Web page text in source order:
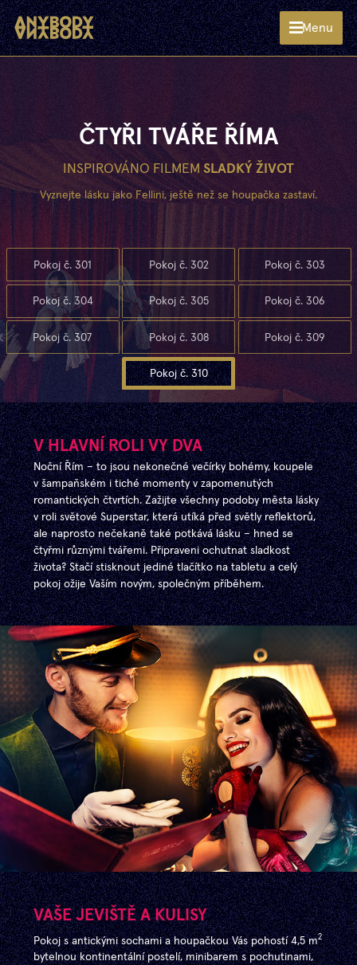
Menu
ČTYŘI TVÁŘE ŘÍMA
INSPIROVÁNO FILMEM SLADKÝ ŽIVOT
Vyznejte lásku jako Fellini, ještě než se houpačka zastaví.
Pokoj č. 301 Pokoj č. 302 Pokoj č. 303
Pokoj č. 304 Pokoj č. 305 Pokoj č. 306
Pokoj č. 307 Pokoj č. 308 Pokoj č. 309
Pokoj č. 310
V HLAVNÍ ROLI VY DVA
Noční Řím – to jsou nekonečné večírky bohémy, koupele
v šampaňském i tiché momenty v zapomenutých
romantických čtvrtích. Zažijte všechny podoby města lásky
v roli světové Superstar, která utíká před světly reflektorů,
ale naprosto nečekaně také potkává lásku – hned se
čtyřmi různými tvářemi. Připraveni ochutnat sladkost
života? Stačí stisknout jediné tlačítko na tabletu a celý
pokoj ožije Vaším novým, společným příběhem.
VAŠE JEVIŠTĚ A KULISY
Pokoj s antickými sochami a houpačkou Vás pohostí 4,5 m2
bytelnou kontinentální postelí, minibarem s pochutinami,